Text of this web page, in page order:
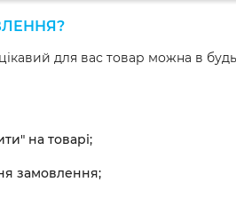
для вас товар можна в
на товарі;
замовлення;